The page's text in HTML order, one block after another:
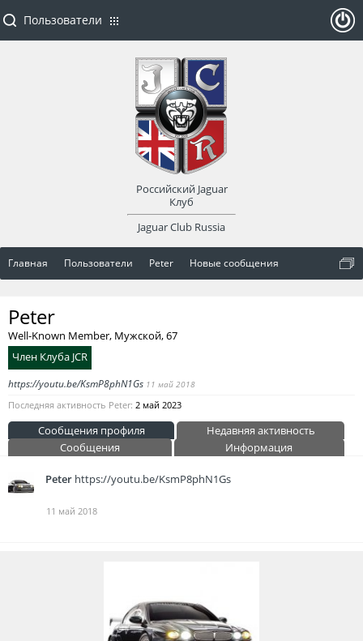
Главная Пользователи Peter Новые сообщения
Peter
Well-Known Member, Мужской, 67
Член Клуба JCR
https://youtu.be/KsmP8phN1Gs 11 май 2018
Последняя активность Peter: 2 май 2023
Сообщения профиля
Недавняя активность
Сообщения
Информация
Peter https://youtu.be/KsmP8phN1Gs
11 май 2018
Пользователи
Российский Jaguar
Клуб
Jaguar Club Russia
оват